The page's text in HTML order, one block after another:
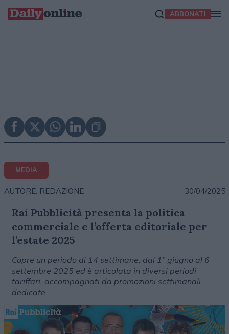
ABBONATI
MEDIA
AUTORE: REDAZIONE 30/04/2025
Rai Pubblicità presenta la politica
commerciale e l’offerta editoriale per
l’estate 2025
Copre un periodo di 14 settimane, dal 1° giugno al 6
settembre 2025 ed è articolata in diversi periodi
tariffari, accompagnati da promozioni settimanali
dedicate